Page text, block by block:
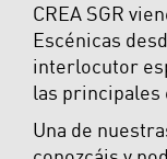
CREA SGR
Escénicas
interlocutor
las principales
Una de